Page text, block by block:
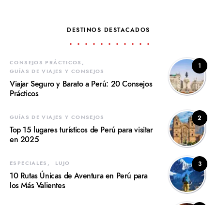
DESTINOS DESTACADOS
1
CONSEJOS PRÁCTICOS
GUÍAS DE VIAJES Y CONSEJOS
Viajar Seguro y Barato a Perú: 20 Consejos
Prácticos
2
GUÍAS DE VIAJES Y CONSEJOS
Top 15 lugares turísticos de Perú para visitar
en 2025
3
ESPECIALES LUJO
10 Rutas Únicas de Aventura en Perú para
los Más Valientes